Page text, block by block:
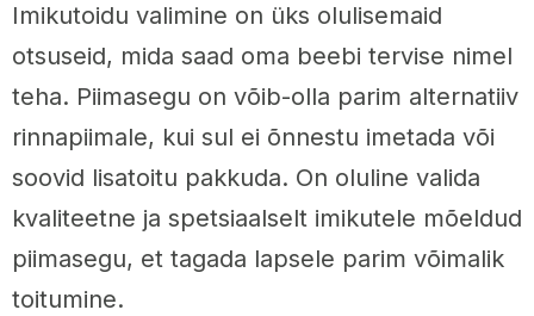
Imikutoidu valimine on üks olulisemaid
otsuseid, mida saad oma beebi tervise nimel
teha. Piimasegu on võib-olla parim alternatiiv
rinnapiimale, kui sul ei õnnestu imetada või
soovid lisatoitu pakkuda. On oluline valida
kvaliteetne ja spetsiaalselt imikutele mõeldud
piimasegu, et tagada lapsele parim võimalik
toitumine.